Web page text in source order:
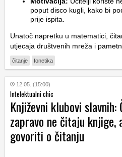
poput disco kugli, kako bi
prije ispita.
Unatoč napretku u matematici,
utjecaja društvenih mreža i
čitanje fonetika
12.05. (15:00)
Intelektualni chic
Književni klubovi
zapravo ne čitaju knjige,
govoriti o čitanju